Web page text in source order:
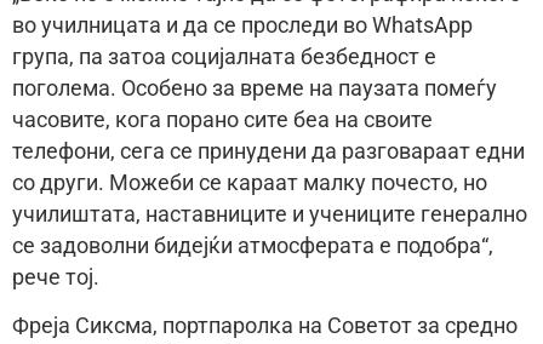
во училницата и да се проследи во WhatsApp
група, па затоа социјалната безбедност е
поголема. Особено за време на паузата помеѓу
часовите, кога порано сите беа на своите
телефони, сега се принудени да разговараат едни
со други. Можеби се караат малку почесто, но
училиштата, наставниците и учениците генерално
се задоволни бидејќи атмосферата е подобра“,
рече тој.
Фреја Сиксма, портпаролка на Советот за средно